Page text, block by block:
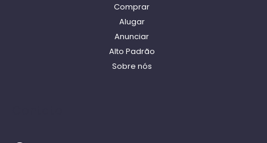
Comprar
Alugar
Anunciar
Alto Padrão
Sobre nós